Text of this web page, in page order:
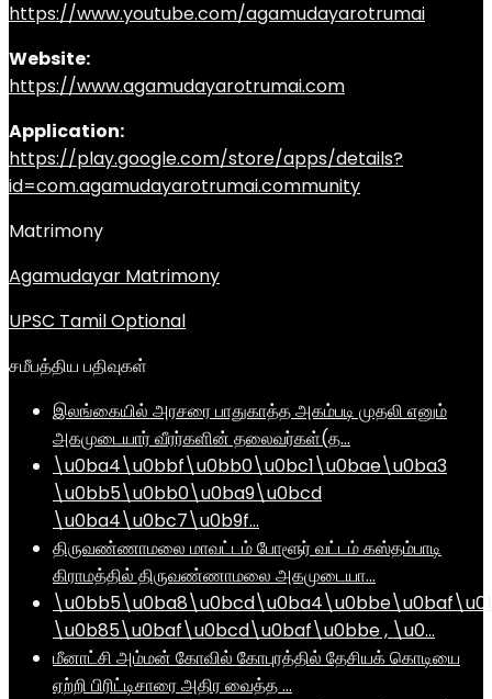
https://www.youtube.com/agamudayarotrumai
Website:
https://www.agamudayarotrumai.com
Application:
https://play.google.com/store/apps/details?
id=com.agamudayarotrumai.community
Matrimony
Agamudayar Matrimony
UPSC Tamil Optional
சமீபத்திய பதிவுகள்
இலங்கையில் அரசரை பாதுகாத்த அகம்படி முதலி எனும்
அகமுடையார் வீரர்களின் தலைவர்கள்(த…
\u0ba4\u0bbf\u0bb0\u0bc1\u0bae\u0ba3
\u0bb5\u0bb0\u0ba9\u0bcd
\u0ba4\u0bc7\u0b9f…
திருவண்ணாமலை மாவட்டம் போளூர் வட்டம் கஸ்தம்பாடி
கிராமத்தில் திருவண்ணாமலை அகமுடையா…
\u0b85\u0baf\u0bcd\u0baf\u0bbe , \u0…
மீனாட்சி அம்மன் கோவில் கோபுரத்தில் தேசியக் கொடியை
ஏற்றி பிரிட்டிசாரை அதிர வைத்த …